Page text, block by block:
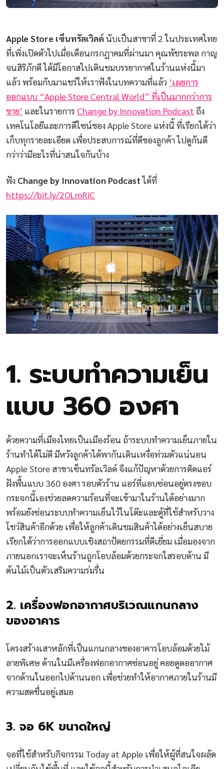
Apple Store เซ็นทรัลเวิลด์นับเป็นสาขาที่ 2 ในประเทศไทย
ที่เพิ่งเปิดตัวไปเมื่อเดือนกรกฎาคมที่ผ่านมา คุณพัชระพล กาญ
จนสิริภักดี ได้มีโอกาสไปเดินชมบรรยากาศในร้านแห่งนี้มา
แล้ว พร้อมกับมาแชร์ให้เราฟังในบทความที่แล้ว ‘เผยการ
ออกแบบ “Apple Store Central World” ที่เป็นมากกว่าการ
ขาย’ และในรายการ Change by Innovation Podcast ถึง
เทคโนโลยีและการดีไซน์ของ Apple Store แห่งนี้ ที่เรียกได้ว่า
เก็บทุกรายละเอียด เพื่อประสบการณ์ที่ดีของลูกค้า ไปดูกันดี
กว่าว่ามีอะไรที่น่าสนใจกันบ้าง
ฟัง Change by Innovation Podcastได้ที่
https://bit.ly/2OLmRiC
1. ระบบทำความเย็น
แบบ 360 องศา
ด้วยความที่เมืองไทยเป็นเมืองร้อน ถ้าระบบทำความเย็นภายใน
ร้านทำได้ไม่ดี มีหวังลูกค้าได้พากันเดินเหงื่อท่วมตัวแน่นอน
Apple Store สาขาเซ็นทรัลเวิลด์ จึงแก้ปัญหาด้วยการติดแอร์
ฝังพื้นแบบ 360 องศา รอบตัวร้าน แอร์ที่แอบซ่อนอยู่ตรงขอบ
กระจกนี้เองช่วยลดความร้อนที่จะเข้ามาในร้านได้อย่างมาก
พร้อมยังซ่อนระบบทำความเย็นไว้ในโต๊ะและตู้ที่ใช้สำหรับวาง
โชว์สินค้าอีกด้วย เพื่อให้ลูกค้าเดินชมสินค้าได้อย่างเย็นสบาย
เรียกได้ว่าการออกแบบเชิงสถาปัตยกรรมที่ดีเยี่ยม เมื่อมองจาก
ภายนอกเราจะเห็นร้านถูกโอบล้อมด้วยกระจกใสรอบด้าน มี
ต้นไม้เป็นตัวเสริมความร่มรื่น
2. เครื่องฟอกอากาศบริเวณแกนกลาง
ของอาคาร
โครงสร้างเสาหลักที่เป็นแกนกลางของอาคารโอบล้อมด้วยไม้
ลายพิเศษ ด้านในมีเครื่องฟอกอากาศซ่อนอยู่ คอยดูดออากาศ
จากด้านในออกไปด้านนอก เพื่อช่วยทำให้อากาศภายในร้านมี
ความสดชื่นอยู่เสมอ
3. จอ 6K ขนาดใหญ่
จอที่ใช้สำหรับกิจกรรม Today at Apple เพื่อให้ผู้ที่สนใจผลัด